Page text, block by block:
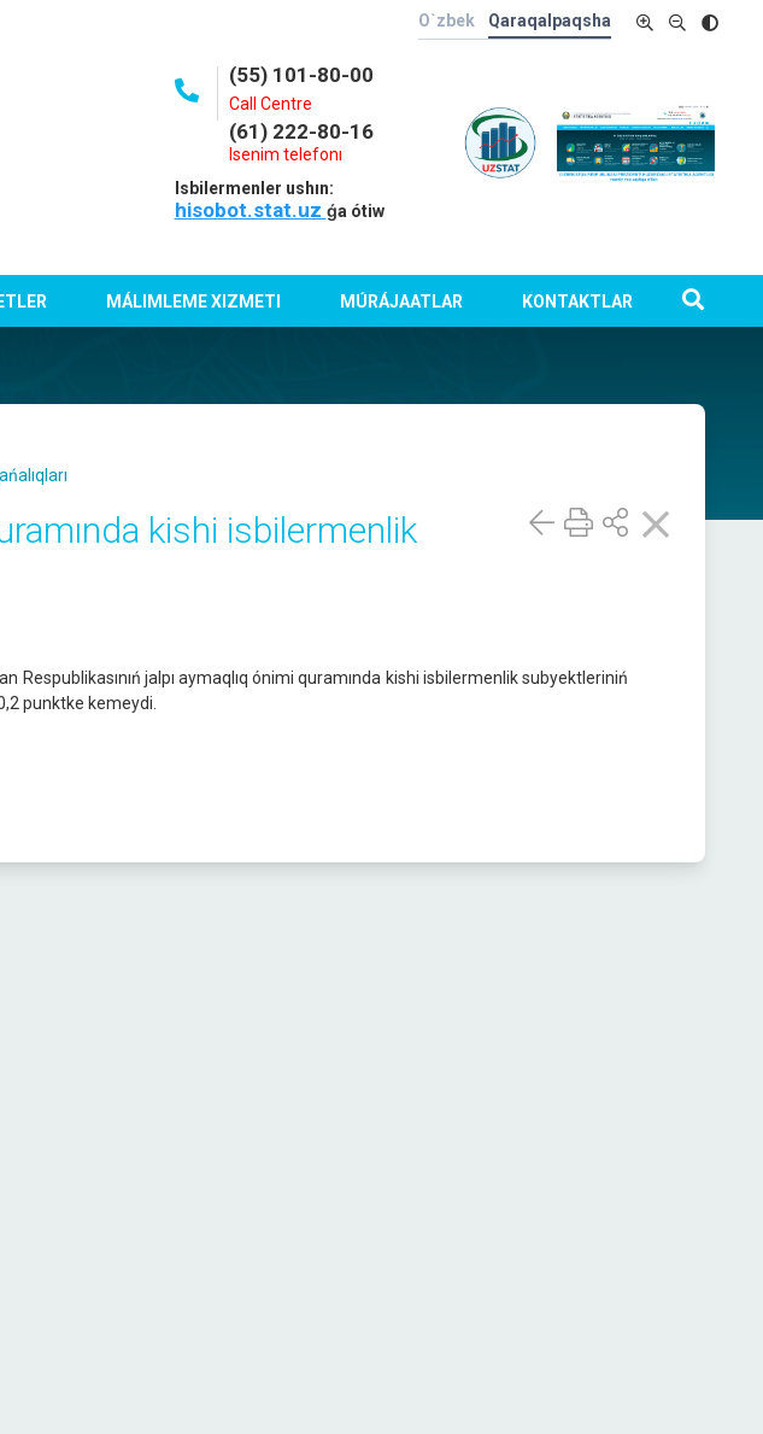
O`zbek Qaraqalpaqsha
(55) 101-80-00
Call Centre
(61) 222-80-16
Isenim telefonı
Isbilermenler ushın:
hisobot.stat.uz ǵa ótiw
MÁLIMLEME XIZMETI MÚRÁJAATLAR KONTAKTLAR
kishi isbilermenlik
Respublikasınıń jalpı aymaqlıq ónimi quramında kishi isbilermenlik subyektleriniń
punktke kemeydi.